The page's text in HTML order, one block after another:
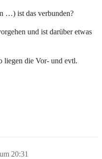
…) ist das verbunden?
und ist darüber etwas
liegen die Vor- und evtl.
20:31